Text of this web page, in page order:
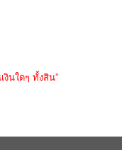
นใดๆ ทั้งสิน”